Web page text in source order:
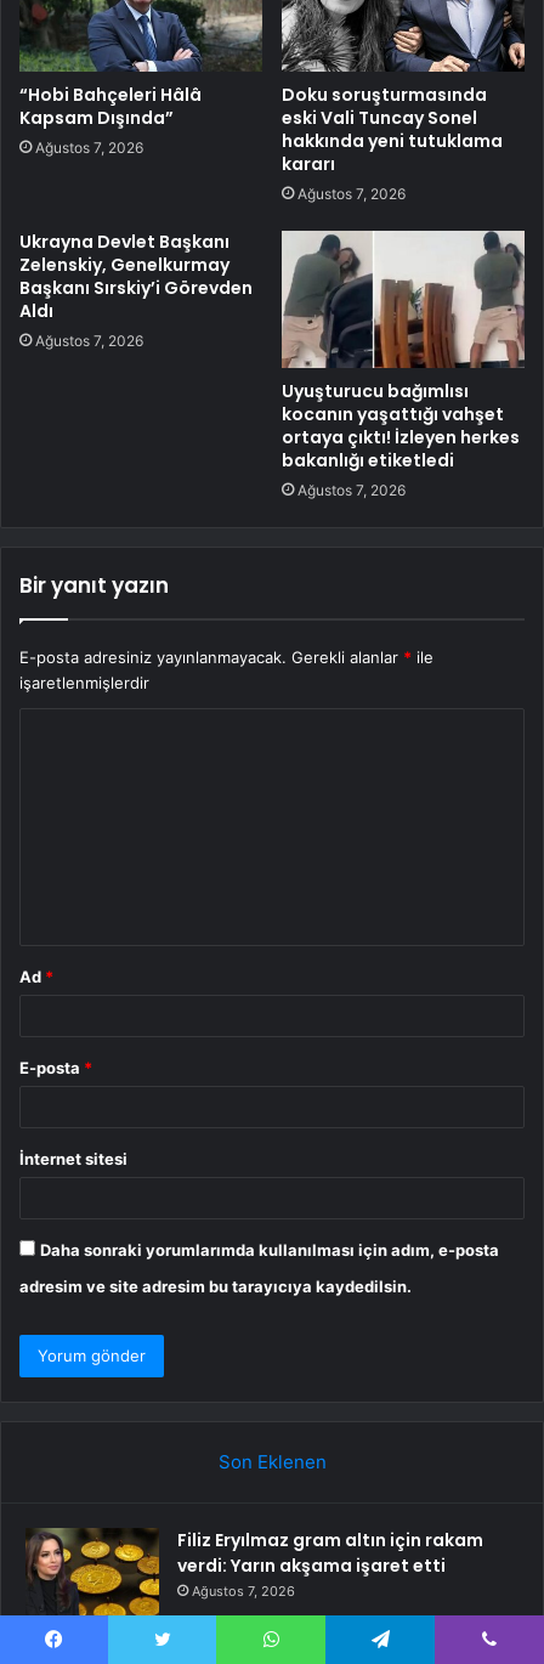
“Hobi Bahçeleri Hâlâ
Kapsam Dışında”
Ağustos 7, 2026
Doku soruşturmasında
eski Vali Tuncay Sonel
hakkında yeni tutuklama
kararı
Ağustos 7, 2026
Ukrayna Devlet Başkanı
Zelenskiy, Genelkurmay
Başkanı Sırskiy’i Görevden
Aldı
Ağustos 7, 2026
Uyuşturucu bağımlısı
kocanın yaşattığı vahşet
ortaya çıktı! İzleyen herkes
bakanlığı etiketledi
Ağustos 7, 2026
Bir yanıt yazın
E-posta adresiniz yayınlanmayacak. Gerekli alanlar * ile
işaretlenmişlerdir
Ad *
E-posta *
İnternet sitesi
Daha sonraki yorumlarımda kullanılması için adım, e-posta
adresim ve site adresim bu tarayıcıya kaydedilsin.
Son Eklenen
Filiz Eryılmaz gram altın için rakam
verdi: Yarın akşama işaret etti
Ağustos 7, 2026
İyi Parti Genel Başkanı Dervişoğlu, Tüsiad Yöneticileri ile